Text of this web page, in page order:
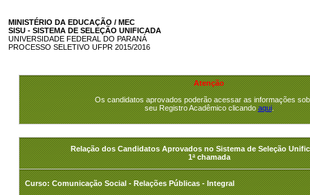
MINISTÉRIO DA EDUCAÇÃO / MEC
SISU - SISTEMA DE SELEÇÃO UNIFICADA
UNIVERSIDADE FEDERAL DO PARANÁ
PROCESSO SELETIVO UFPR 2015/2016
Atenção
Os candidatos aprovados poderão acessar as informações
seu Registro Acadêmico clicandoaqui.
Relação dos Candidatos Aprovados no Sistema de Seleção
1ª chamada
Curso: Comunicação Social - Relações Públicas - Integral